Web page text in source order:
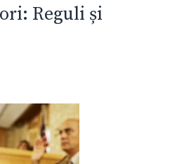
Reguli și